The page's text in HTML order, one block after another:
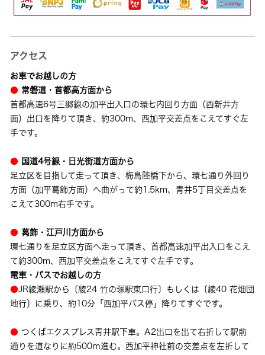
アクセス
お車でお越しの方
● 常磐道・首都高方面から
首都高速6号三郷線の加平出入口の環七内回り方面（西新井方
面）出口を降りて頂き、約300m、西加平交差点をこえてすぐ左
手です。
● 国道4号線・日光街道方面から
足立区を目指して走って頂き、梅島陸橋下から、環七通り外回り
方面（加平葛飾方面）へ曲がって約1.5km、青井5丁目交差点を
こえて300m右手です。
● 葛飾・江戸川方面から
環七通りを足立区方面へ走って頂き、首都高速加平出入口をこえ
て約300m、西加平交差点をこえてすぐ左手です。
電車・バスでお越しの方
●JR綾瀬駅から〔綾24 竹の塚駅東口行〕もしくは〔綾40 花畑団
地行〕に乗り、約10分「西加平バス停」降りてすぐです。
● つくばエクスプレス青井駅下車。A2出口を出て右折して駅前
通りを道なりに約500ｍ進む。西加平神社前の交差点を左折して